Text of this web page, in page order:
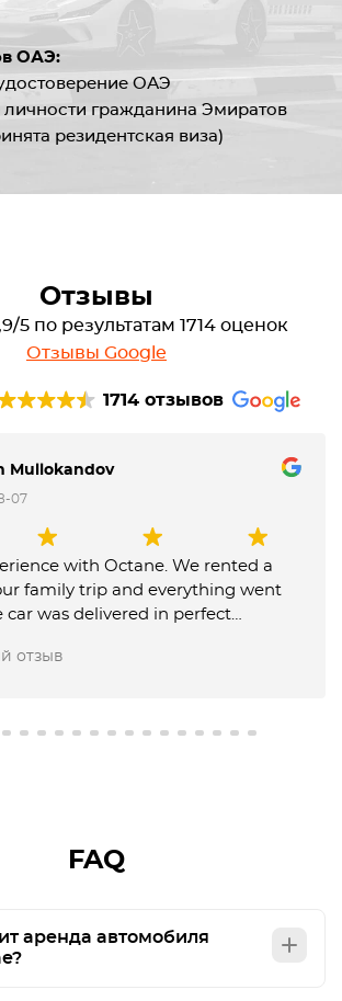
ОАЭ:
ОАЭ
личности гражданина Эмиратов
резидентская виза)
Отзывы
5 по результатам 1714 оценок
Отзывы Google
1714 отзывов
Mullokandov
07
with Octane. We rented a
family trip and everything went
car was delivered in perfect
the team was very flexible with
definitely use Octane again and
отзыв
FAQ
аренда автомобиля